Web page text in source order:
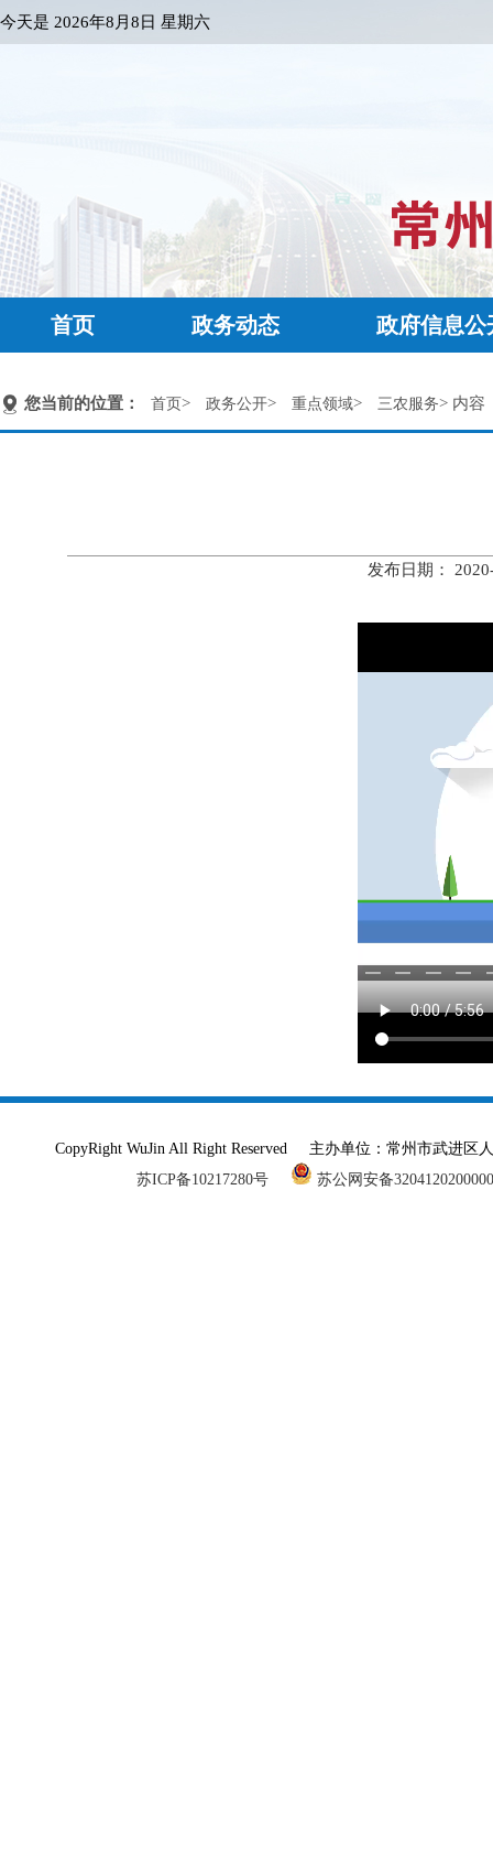
今天是 2026年8月8日 星期六
首页 政务动态 政府信息公
您当前的位置： 首页> 政务公开> 重点领域> 三农服务> 内容
发布日期：
CopyRight WuJin All Right Reserved 主办单位：常州市武进
苏ICP备10217280号
苏公网安备